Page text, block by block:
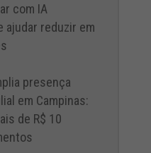
com IA
ajudar reduzir em
presença
em Campinas:
de R$ 10